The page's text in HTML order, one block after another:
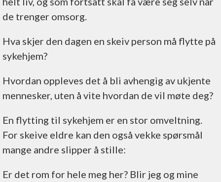
de trenger omsorg.
Hva skjer den dagen en skeiv person må flytte på
sykehjem?
Hvordan oppleves det å bli avhengig av ukjente
mennesker, uten å vite hvordan de vil møte deg?
En flytting til sykehjem er en stor omveltning.
For skeive eldre kan den også vekke spørsmål
mange andre slipper å stille:
Er det rom for hele meg her? Blir jeg og mine